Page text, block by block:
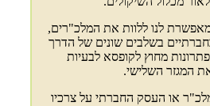
לנו ללוות את המלכ"רים,
בשלבים שונים של הדרך
מחוץ לקופסא לבעיות
המגזר השלישי.
או העסק החברתי על צרכיו